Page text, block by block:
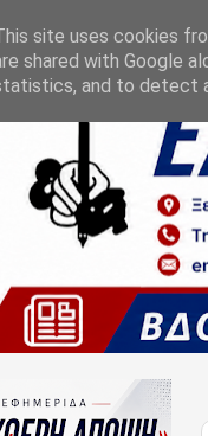
site uses cookies
shared with Google
and to detect